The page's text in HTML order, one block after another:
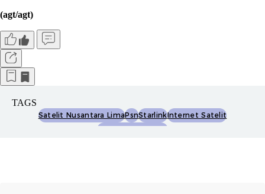
(agt/agt)
TAGS
Satelit Nusantara LimaPsnStarlinkInternet Satelit